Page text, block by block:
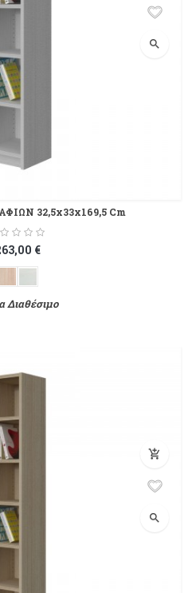
search
32,5x33x169,5 Cm
€
Διαθέσιμο
add_shopping_cart
search